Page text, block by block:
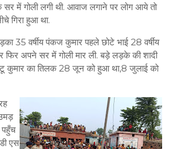
में गोली लगी थी. आवाज लगाने पर लोग आये तो
गिरा हुआ था.
35 वर्षीय पंकज कुमार पहले छोटे भाई 28 वर्षीय
फिर अपने सर में गोली मार ली. बड़े लड़के की शादी
कुमार का तिलक 28 जून को हुआ था,8 जुलाई को
पहुँच
एस